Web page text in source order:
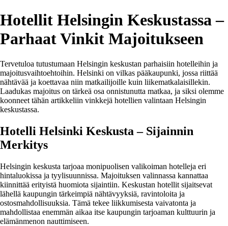
Hotellit Helsingin Keskustassa –
Parhaat Vinkit Majoitukseen
Tervetuloa tutustumaan Helsingin keskustan parhaisiin hotelleihin ja
majoitusvaihtoehtoihin. Helsinki on vilkas pääkaupunki, jossa riittää
nähtävää ja koettavaa niin matkailijoille kuin liikematkalaisillekin.
Laadukas majoitus on tärkeä osa onnistunutta matkaa, ja siksi olemme
koonneet tähän artikkeliin vinkkejä hotellien valintaan Helsingin
keskustassa.
Hotelli Helsinki Keskusta – Sijainnin
Merkitys
Helsingin keskusta tarjoaa monipuolisen valikoiman hotelleja eri
hintaluokissa ja tyylisuunnissa. Majoituksen valinnassa kannattaa
kiinnittää erityistä huomiota sijaintiin. Keskustan hotellit sijaitsevat
lähellä kaupungin tärkeimpiä nähtävyyksiä, ravintoloita ja
ostosmahdollisuuksia. Tämä tekee liikkumisesta vaivatonta ja
mahdollistaa enemmän aikaa itse kaupungin tarjoaman kulttuurin ja
elämänmenon nauttimiseen.